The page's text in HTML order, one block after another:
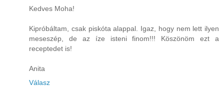
Kedves Moha!
Kipróbáltam, csak piskóta alappal. Igaz, hogy nem lett ilyen
meseszép, de az íze isteni finom!!! Köszönöm ezt a
receptedet is!
Anita
Válasz